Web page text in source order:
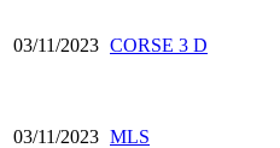
03/11/2023 CORSE 3 D
03/11/2023 MLS